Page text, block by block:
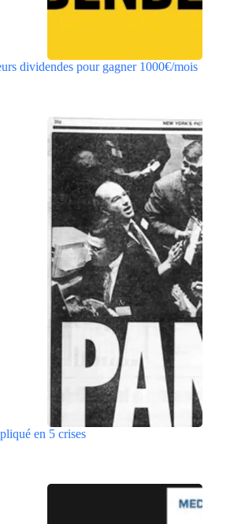
dividendes pour gagner 1000€/mois
en 5 crises